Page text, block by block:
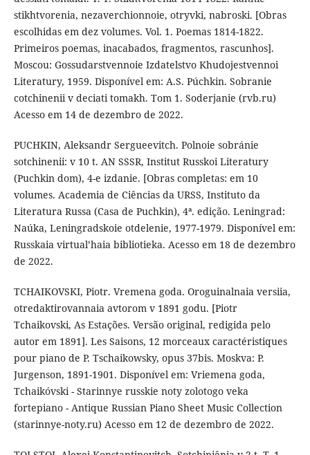
stikhtvorenia, nezaverchionnoie, otryvki, nabroski. [Obras
escolhidas em dez volumes. Vol. 1. Poemas 1814-1822.
Primeiros poemas, inacabados, fragmentos, rascunhos].
Moscou: Gossudarstvennoie Izdatelstvo Khudojestvennoi
Literatury, 1959. Disponível em: A.S. Púchkin. Sobranie
cotchinenii v deciati tomakh. Tom 1. Soderjanie (rvb.ru)
Acesso em 14 de dezembro de 2022.
PUCHKIN, Aleksandr Sergueevitch. Polnoie sobránie
sotchinenii: v 10 t. AN SSSR, Institut Russkoi Literatury
(Puchkin dom), 4-e izdanie. [Obras completas: em 10
volumes. Academia de Ciências da URSS, Instituto da
Literatura Russa (Casa de Puchkin), 4ª. edição. Leningrad:
Naúka, Leningradskoie otdelenie, 1977-1979. Disponível em:
Russkaia virtual’haia bibliotieka. Acesso em 18 de dezembro
de 2022.
TCHAIKOVSKI, Piotr. Vremena goda. Oroguinalnaia versiia,
otredaktirovannaia avtorom v 1891 godu. [Piotr
Tchaikovski, As Estações. Versão original, redigida pelo
autor em 1891]. Les Saisons, 12 morceaux caractéristiques
pour piano de P. Tschaikowsky, opus 37bis. Moskva: P.
Jurgenson, 1891-1901. Disponível em: Vriemena goda,
Tchaikóvski - Starinnye russkie noty zolotogo veka
fortepiano - Antique Russian Piano Sheet Music Collection
(starinnye-noty.ru) Acesso em 12 de dezembro de 2022.